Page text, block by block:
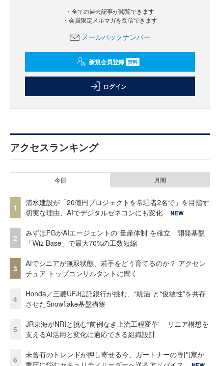
・全ての過去記事が閲覧できます
・会員限定メルマガを受信できます
メールバックナンバー
新規会員登録 無料
ログイン
アクセスランキング
今日 月間
1
清水建設が「20億円プロジェクトを常駐者2名で」を目指す
切実な理由、AIでデジタルゼネコンにも変化
NEW
2
みずほFGがAIエージェントの“量産体制”を確立 開発基盤
「Wiz Base」で最大70%の工数短縮
3
AIでシニアが無双状態、若手をどう育てるのか？ アクセン
チュア トップコンサルタントに聞く
4
Honda／三菱UFJ信託銀行が挑む、“統治”と“俊敏性”を共存
させたSnowflake基盤構築
5
JR東海がNRIと挑む“前例なき上流工程変革” リニア構想を
支えるAI活用と変化に適応できる組織設計
6
未曾有のトレンドが押し寄せる今、ガートナーの専門家が